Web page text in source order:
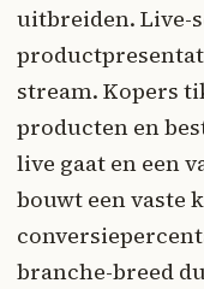
uitbreiden. Live-
stream. Kopers
producten en
live gaat en een
bouwt een vaste
branche-breed